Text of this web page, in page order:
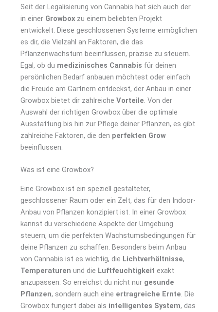
Seit der Legalisierung von Cannabis hat sich auch der
in einer Growbox zu einem beliebten Projekt
entwickelt. Diese geschlossenen Systeme ermöglichen
es dir, die Vielzahl an Faktoren, die das
Pflanzenwachstum beeinflussen, präzise zu steuern.
Egal, ob du medizinisches Cannabis für deinen
persönlichen Bedarf anbauen möchtest oder einfach
die Freude am Gärtnern entdeckst, der Anbau in einer
Growbox bietet dir zahlreicheVorteile. Von der
Auswahl der richtigen Growbox über die optimale
Ausstattung bis hin zur Pflege deiner Pflanzen, es gibt
zahlreiche Faktoren, die den perfekten Grow
beeinflussen.
Was ist eine Growbox?
Eine Growbox ist ein speziell gestalteter,
geschlossener Raum oder ein Zelt, das für den Indoor-
Anbau von Pflanzen konzipiert ist. In einer Growbox
kannst du verschiedene Aspekte der Umgebung
steuern, um die perfekten Wachstumsbedingungen für
deine Pflanzen zu schaffen. Besonders beim Anbau
von Cannabis ist es wichtig, die Lichtverhältnisse,
Temperaturen und die Luftfeuchtigkeit exakt
anzupassen. So erreichst du nicht nur gesunde
Pflanzen, sondern auch eine ertragreiche Ernte. Die
Growbox fungiert dabei als intelligentes System, das